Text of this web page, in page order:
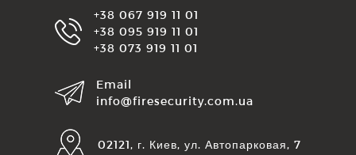
+38 067 919 11 01
+38 095 919 11 01
+38 073 919 11 01
Email
info@firesecurity.com.ua
02121, г. Киев, ул. Автопарковая, 7